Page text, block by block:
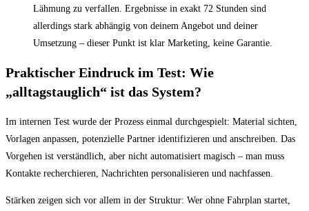
Lähmung zu verfallen. Ergebnisse in exakt 72 Stunden sind
allerdings stark abhängig von deinem Angebot und deiner
Umsetzung – dieser Punkt ist klar Marketing, keine Garantie.
Praktischer Eindruck im Test: Wie
„alltagstauglich“ ist das System?
Im internen Test wurde der Prozess einmal durchgespielt: Material sichten,
Vorlagen anpassen, potenzielle Partner identifizieren und anschreiben. Das
Vorgehen ist verständlich, aber nicht automatisiert magisch – man muss
Kontakte recherchieren, Nachrichten personalisieren und nachfassen.
Stärken zeigen sich vor allem in der Struktur: Wer ohne Fahrplan startet,